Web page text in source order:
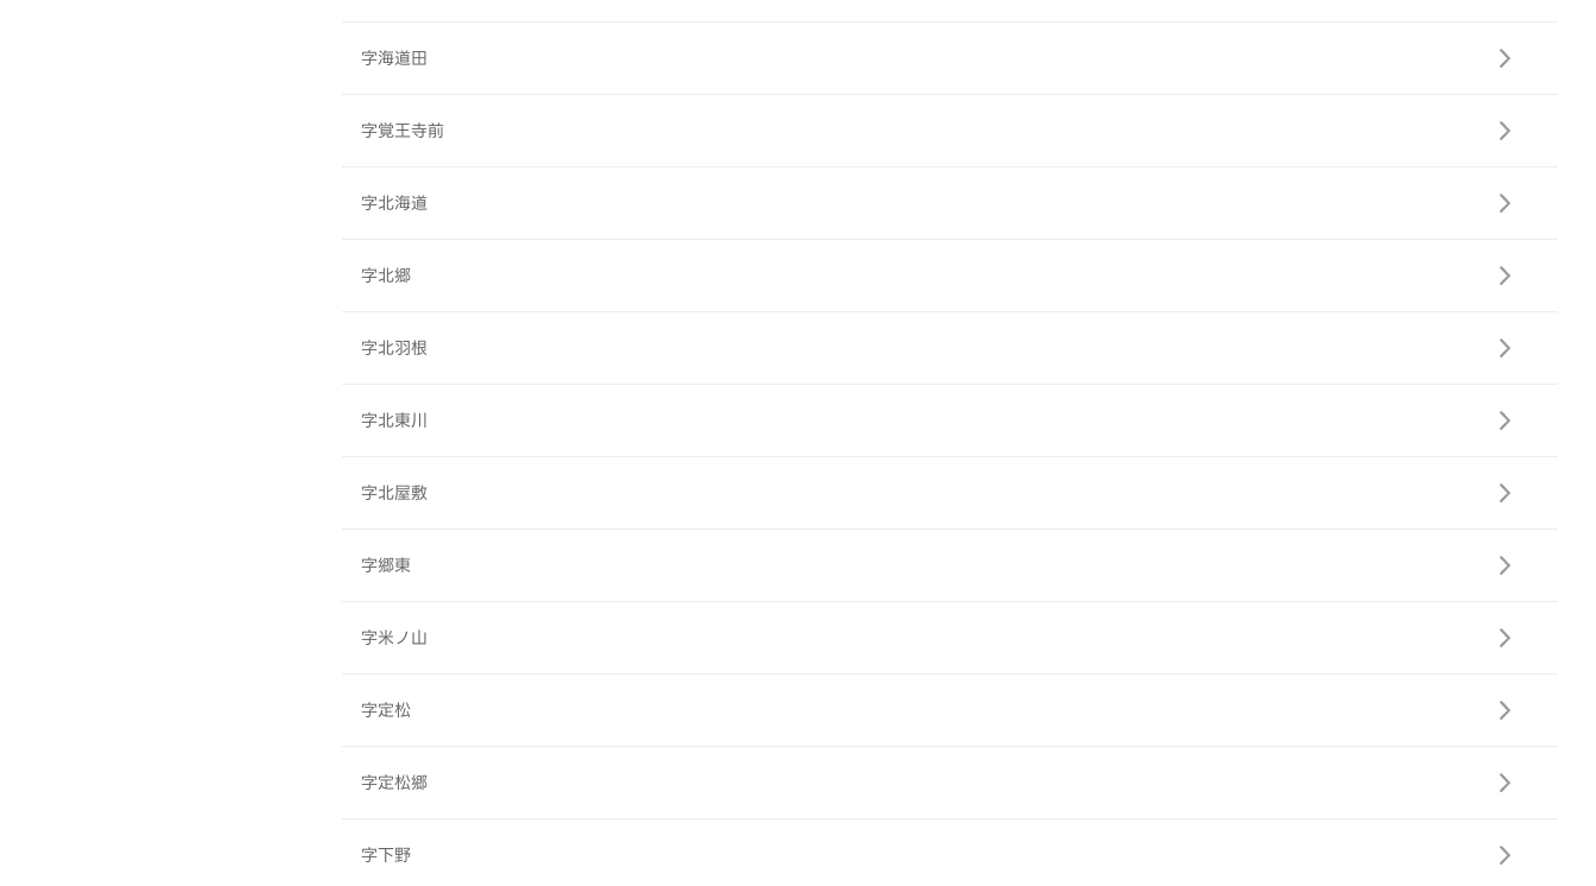
字海道田
字覚王寺前
字北海道
字北郷
字北羽根
字北東川
字北屋敷
字郷東
字米ノ山
字定松
字定松郷
字下野